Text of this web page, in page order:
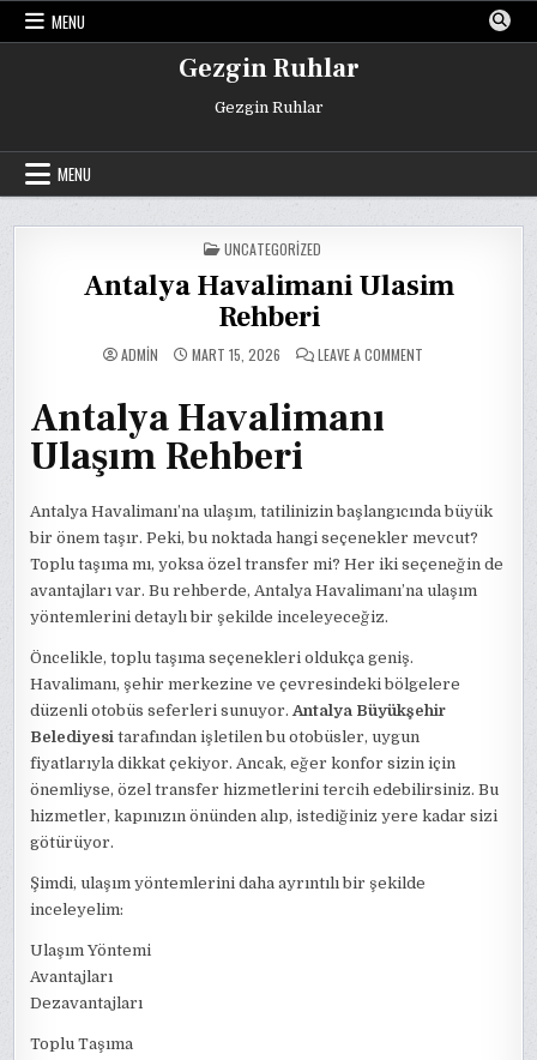
Skip
MENU
Gezgin Ruhlar
Gezgin Ruhlar
MENU
POSTED
IN
UNCATEGORIZED
Antalya Havalimani Ulasim
Rehberi
ADMIN MART 15, 2026 LEAVE A COMMENTON
Antalya Havalimanı
Ulaşım Rehberi
Antalya Havalimanı’na ulaşım, tatilinizin başlangıcında büyük
bir önem taşır. Peki, bu noktada hangi seçenekler mevcut?
Toplu taşıma mı, yoksa özel transfer mi? Her iki seçeneğin de
avantajları var. Bu rehberde, Antalya Havalimanı’na ulaşım
yöntemlerini detaylı bir şekilde inceleyeceğiz.
Öncelikle, toplu taşıma seçenekleri oldukça geniş.
Havalimanı, şehir merkezine ve çevresindeki bölgelere
düzenli otobüs seferleri sunuyor.Antalya Büyükşehir
Belediyesi tarafından işletilen bu otobüsler, uygun
fiyatlarıyla dikkat çekiyor. Ancak, eğer konfor sizin için
önemliyse, özel transfer hizmetlerini tercih edebilirsiniz. Bu
hizmetler, kapınızın önünden alıp, istediğiniz yere kadar sizi
götürüyor.
Şimdi, ulaşım yöntemlerini daha ayrıntılı bir şekilde
inceleyelim:
Ulaşım Yöntemi
Avantajları
Dezavantajları
Toplu Taşıma